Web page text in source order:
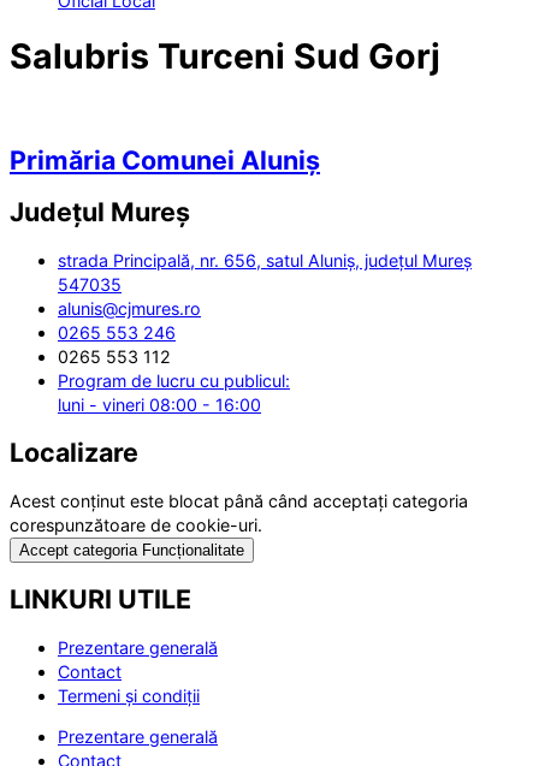
Salubris Turceni Sud Gorj
Primăria Comunei Aluniș
Județul Mureș
strada Principală, nr. 656, satul Aluniș, județul Mureș
547035
alunis@cjmures.ro
0265 553 246
0265 553 112
Program de lucru cu publicul:
luni - vineri 08:00 - 16:00
Localizare
Acest conținut este blocat până când acceptați categoria
corespunzătoare de cookie-uri.
Accept categoria Funcționalitate
LINKURI UTILE
Prezentare generală
Contact
Termeni și condiții
Prezentare generală
Contact